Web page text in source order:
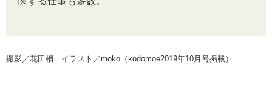
撮影／花田梢 イラスト／moko（kodomoe2019年10月号掲載）